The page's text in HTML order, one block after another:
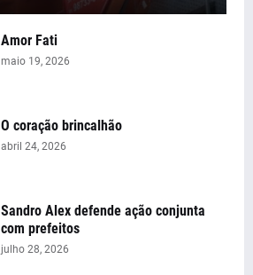
Amor Fati
maio 19, 2026
O coração brincalhão
abril 24, 2026
Sandro Alex defende ação conjunta
com prefeitos
julho 28, 2026